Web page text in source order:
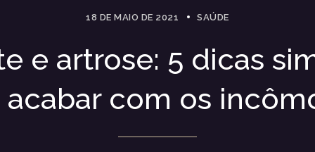
18 DE MAIO DE 2021 SAÚDE
e artrose: 5 dicas
acabar com os